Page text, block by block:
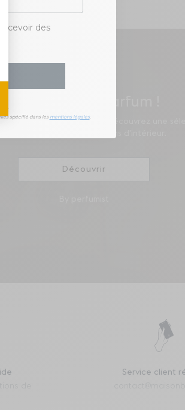
votre parfum corporel et découvrez une
Découvrir
Service client
des
spécifié dans les mentions légales.